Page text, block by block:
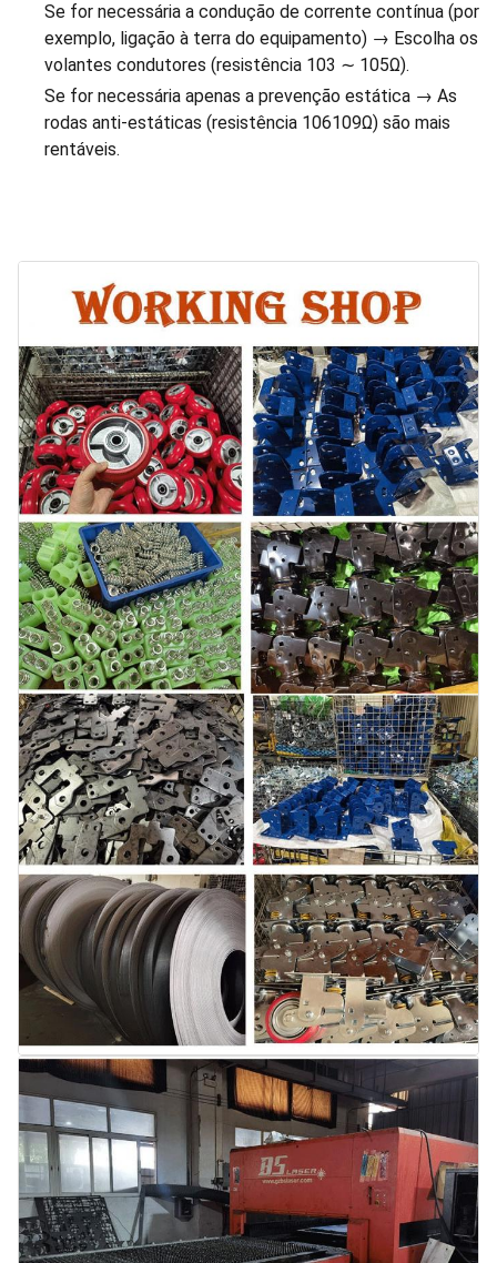
Se for necessária a condução de corrente contínua (por
exemplo, ligação à terra do equipamento) → Escolha os
volantes condutores (resistência 103 ∼ 105Ω).
Se for necessária apenas a prevenção estática → As
rodas anti-estáticas (resistência 106109Ω) são mais
rentáveis.